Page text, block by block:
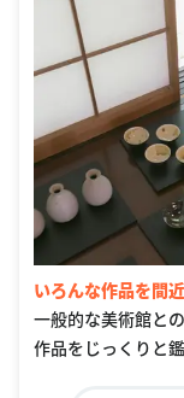
いろんな作品を間
一般的な美術館と
作品をじっくりと